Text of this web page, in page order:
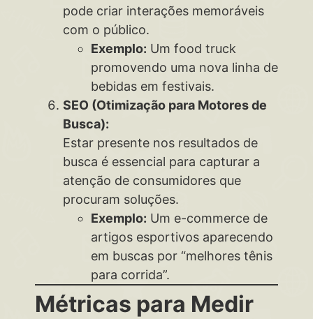
pode criar interações memoráveis
com o público.
Exemplo: Um food truck
promovendo uma nova linha de
bebidas em festivais.
SEO (Otimização para Motores de
Busca):
Estar presente nos resultados de
busca é essencial para capturar a
atenção de consumidores que
procuram soluções.
Exemplo: Um e-commerce de
artigos esportivos aparecendo
em buscas por “melhores tênis
para corrida”.
Métricas para Medir